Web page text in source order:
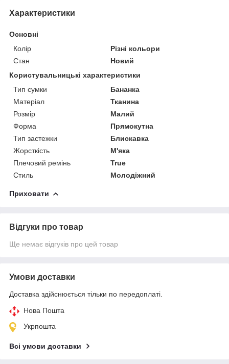
Характеристики
Основні
Колір
Різні кольори
Стан
Новий
Користувальницькі характеристики
Тип сумки
Бананка
Матеріал
Тканина
Розмір
Малий
Форма
Прямокутна
Тип застежки
Блискавка
Жорсткість
М'яка
Плечовий ремінь
True
Стиль
Молодіжний
Приховати
Відгуки про товар
Ще немає відгуків про цей товар
Умови доставки
Доставка здійснюється тільки по передоплаті.
Нова Пошта
Укрпошта
Всі умови доставки